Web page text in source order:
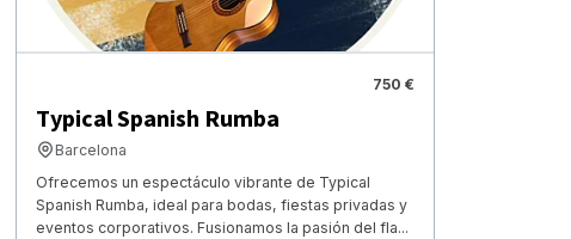
750 €
Typical Spanish Rumba
Barcelona
Ofrecemos un espectáculo vibrante de Typical
Spanish Rumba, ideal para bodas, fiestas privadas y
eventos corporativos. Fusionamos la pasión del fla...